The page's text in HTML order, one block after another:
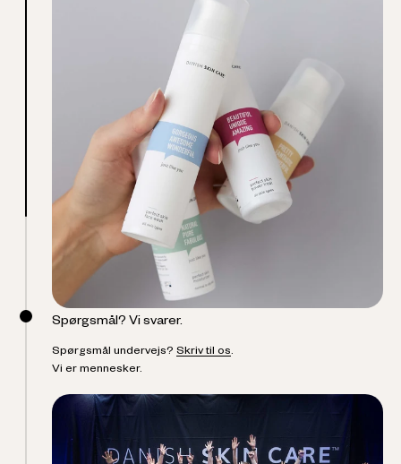
Spørgsmål? Vi svarer.
Spørgsmål undervejs? Skriv til os.
Vi er mennesker.